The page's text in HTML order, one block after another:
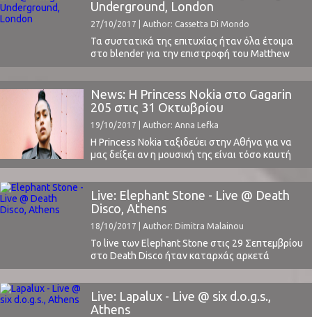
φέτος, αυτή τη φορά δια ζώσης, να μιλήσουμε
μαζί του μια ώρα πριν ...
Underground, London
27/10/2017 | Author: Cassetta Di Mondo
Τα συστατικά της επιτυχίας ήταν όλα έτοιμα
στο blender για την επιστροφή του Matthew
Barnes στο Λονδίνο μετά από τις αποθεωτικές
κριτικές για το τελευταίο του release
“Compassion” (διαβάστε την κριτική μας εδώ).
Ένας πρακτικός αλλά και αρκετά
ατμοσφαιρικός χώρος (Village Underground),
μια γενική αποδοχή του κοινού μέσω ενός sold ...
News: Η Princess Nokia στο Gagarin
205 στις 31 Oκτωβρίου
19/10/2017 | Author: Anna Lefka
H Princess Nokia ταξιδεύει στην Αθήνα για να
μας δείξει αν η μουσική της είναι τόσο καυτή
όσο οι σούπες που πετάει σε ρατσιστές στο
μετρό της Νέας Υόρκης.Η Νεοϋορκέζα ράπερ με
την άφρο-πορτορικανή καταγωγή έρχεται στην
χώρα μας στο αποκορύφωμα του διαρκώς
κλιμακώμενου hype που την ακολουθεί την
τελευταία ...
Live: Elephant Stone - Live @ Death
Disco, Athens
18/10/2017 | Author: Dimitra Malainou
Το live των Elephant Stone στις 29 Σεπτεμβρίου
στο Death Disco ήταν καταρχάς αρκετά
διαφορετικό του συνηθισμένου. Η
διαφορετικότητά του έγκειται στο γεγονός ότι
ο ήχος του συγκροτήματος βασίζεται στο
συνδυασμό ψυχεδελικής ροκ και παραδοσιακής
Live: Lapalux - Live @ six d.o.g.s.,
Athens